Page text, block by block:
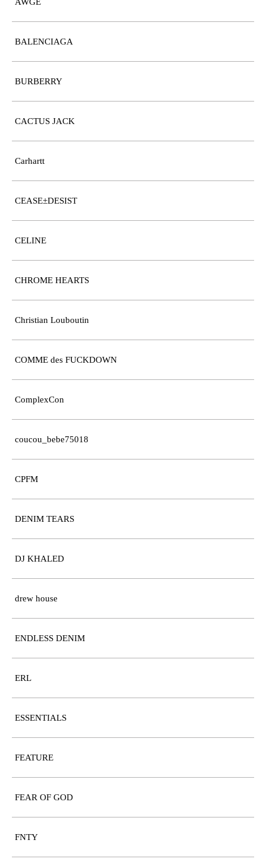
BALENCIAGA
BURBERRY
CACTUS JACK
Carhartt
CEASE±DESIST
CELINE
CHROME HEARTS
Christian Louboutin
COMME des FUCKDOWN
ComplexCon
coucou_bebe75018
CPFM
DENIM TEARS
DJ KHALED
drew house
ENDLESS DENIM
ERL
ESSENTIALS
FEATURE
FEAR OF GOD
FNTY